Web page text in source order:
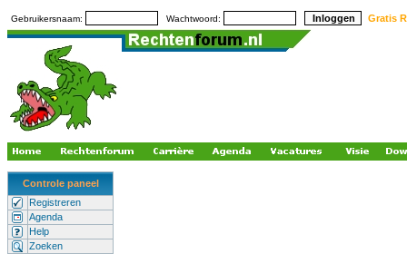
Gebruikersnaam: Wachtwoord: Gratis
Controle paneel
Registreren
Agenda
Help
Zoeken